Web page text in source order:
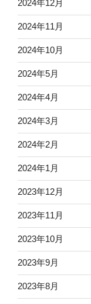
2024年12月
2024年11月
2024年10月
2024年5月
2024年4月
2024年3月
2024年2月
2024年1月
2023年12月
2023年11月
2023年10月
2023年9月
2023年8月